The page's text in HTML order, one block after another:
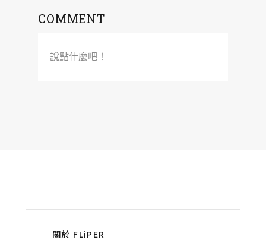
COMMENT
說點什麼吧！
關於 FLiPER